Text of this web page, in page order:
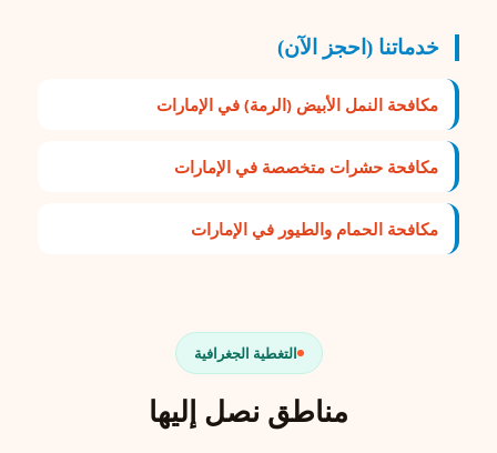
خدماتنا (احجز الآن)
مكافحة النمل الأبيض (الرمة) في الإمارات
مكافحة حشرات متخصصة في الإمارات
مكافحة الحمام والطيور في الإمارات
التغطية الجغرافية
مناطق نصل إليها